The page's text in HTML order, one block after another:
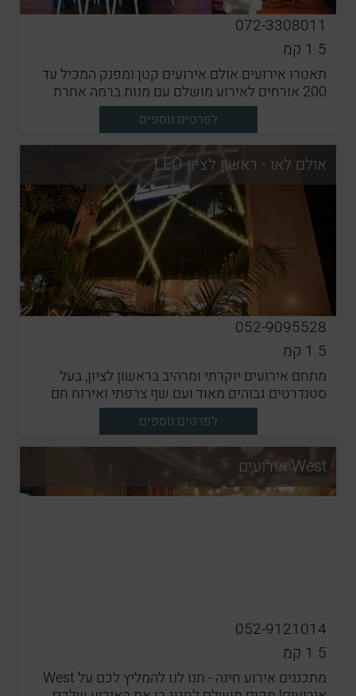
072-3308011
1.5 קמ
תאטרו אירועים אולם אירועים קטן ומפנק המכיל עד
200 אורחים לאירוע מושלם עם מנות ברמה אחרת
לפרטים נוספים
אולם לאו - ראשון לציון LEO
052-9095528
1.5 קמ
מתחם אירועים יוקרתי ומרהיב בראשון לציון, בעל
סטנדרטים גבוהים מאוד ועם שף צרפתי ואירוח חם
לפרטים נוספים
West אירועים
052-9121014
1.5 קמ
מתכננים אירוע חינה - תנו לנו להמליץ לכם על West